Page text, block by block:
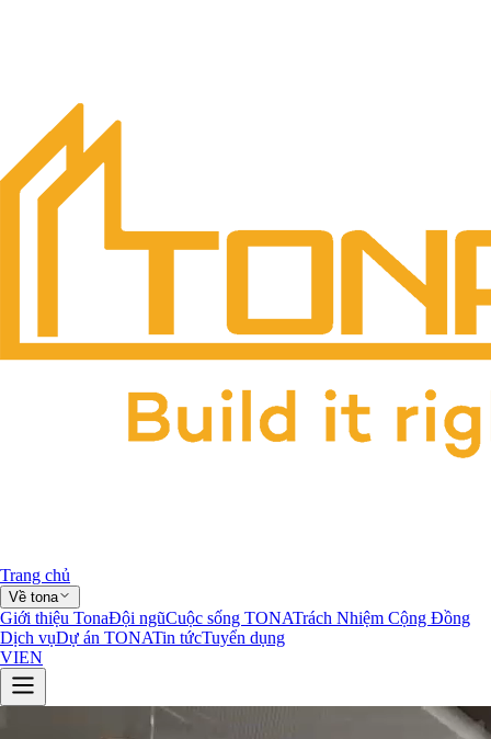
Trang chủ
Về tona
Giới thiệu TonaĐội ngũCuộc sống TONATrách Nhiệm Cộng Đồng
Dịch vụDự án TONATin tứcTuyển dụng
VIEN